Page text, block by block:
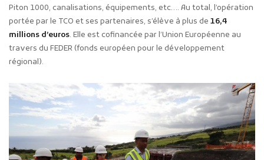
Piton 1000, canalisations, équipements, etc…. Au total, l’opération
portée par le TCO et ses partenaires, s’élève à plus de 16,4
millions d’euros. Elle est cofinancée par l’Union Européenne au
travers du FEDER (fonds européen pour le développement
régional).